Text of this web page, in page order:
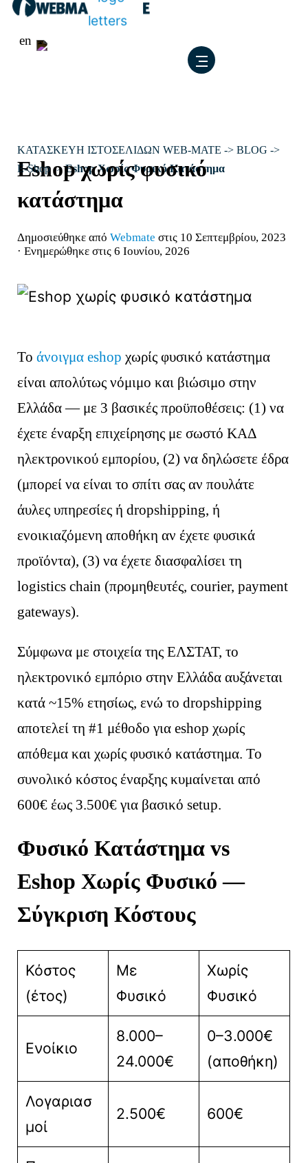
Μετάβαση
στο
en
ΚΑΤΑΣΚΕΥΗ ΙΣΤΟΣΕΛΙΔΩΝ WEB-MATE ->BLOG ->
E-Shop->Eshop Χωρίς Φυσικό Κατάστημα
Eshop χωρίς φυσικό
κατάστημα
Δημοσιεύθηκε απόWebmate στις 10 Σεπτεμβρίου, 2023
· Ενημερώθηκε στις 6 Ιουνίου, 2026
Τοάνοιγμα eshop χωρίς φυσικό κατάστημα
είναι απολύτως νόμιμο και βιώσιμο στην
Ελλάδα — με 3 βασικές προϋποθέσεις: (1) να
έχετε έναρξη επιχείρησης με σωστό ΚΑΔ
ηλεκτρονικού εμπορίου, (2) να δηλώσετε έδρα
(μπορεί να είναι το σπίτι σας αν πουλάτε
άυλες υπηρεσίες ή dropshipping, ή
ενοικιαζόμενη αποθήκη αν έχετε φυσικά
προϊόντα), (3) να έχετε διασφαλίσει τη
logistics chain (προμηθευτές, courier, payment
gateways).
Σύμφωνα με στοιχεία της ΕΛΣΤΑΤ, το
ηλεκτρονικό εμπόριο στην Ελλάδα αυξάνεται
κατά ~15% ετησίως, ενώ το dropshipping
αποτελεί τη #1 μέθοδο για eshop χωρίς
απόθεμα και χωρίς φυσικό κατάστημα. Το
συνολικό κόστος έναρξης κυμαίνεται από
600€ έως 3.500€ για βασικό setup.
Φυσικό Κατάστημα vs
Eshop Χωρίς Φυσικό —
Σύγκριση Κόστους
Κόστος
(έτος)
Με
Φυσικό
Χωρίς
Φυσικό
Ενοίκιο
8.000–
24.000€
0–3.000€
(αποθήκη)
Λογαριασ
μοί
2.500€ 600€